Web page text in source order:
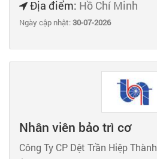
Địa điểm: Hồ Chí Minh
Ngày cập nhật:30-07-2026
Nhân viên bảo trì cơ
Công Ty CP Dệt Trần Hiệp Thành